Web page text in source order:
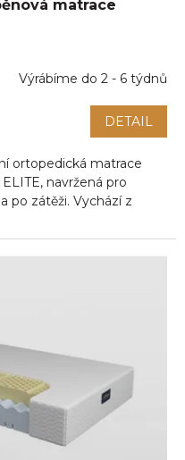
matrace
Výrábíme do 2 - 6 týdnů
DETAIL
ortopedická matrace
navržená pro
po zátěži. Vychází z